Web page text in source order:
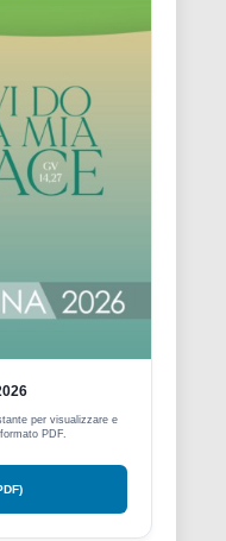
per visualizzare e
PDF.